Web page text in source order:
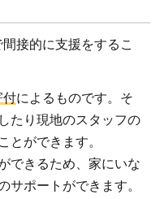
接的に支援をするこ
付によるものです。そ
たり現地のスタッフの
とができます。
できるため、家にいな
サポートができます。